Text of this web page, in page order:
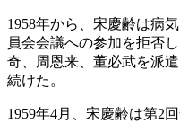
1958年から、宋慶齢は病
員会会議への参加を拒否
奇、周恩来、董必武を派
続けた。
1959年4月、宋慶齢は第2